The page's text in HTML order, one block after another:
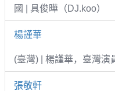
國 | 具俊曄（DJ.koo）
楊謹華
(臺灣) | 楊謹華，臺灣演
張敬軒